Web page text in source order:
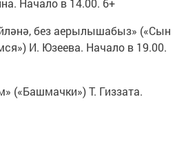
Начало в 14.00. 6+
без аерылышабыз» («Сын
И. Юзеева. Начало в 19.00.
(«Башмачки») Т. Гиззата.